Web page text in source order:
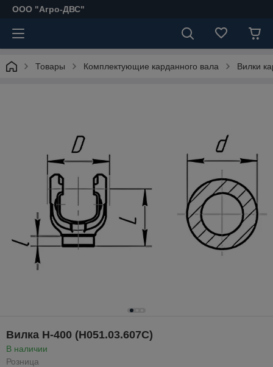
ООО "Агро-ДВС"
Товары Комплектующие карданного вала Вилки
Вилка Н-400 (Н051.03.607С)
В наличии
Розница